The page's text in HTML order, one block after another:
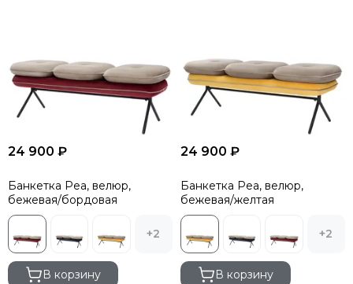
24 900 ₽
Банкетка Pea, велюр,
бежевая/бордовая
+2
В корзину
24 900 ₽
Банкетка Pea, велюр,
бежевая/желтая
+2
В корзину